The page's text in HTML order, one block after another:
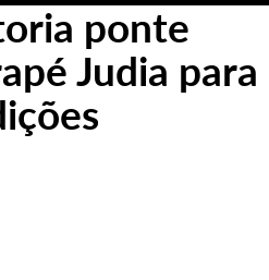
ponte
Judia para